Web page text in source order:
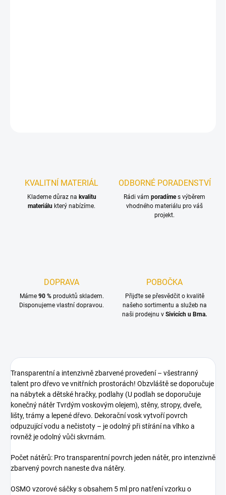
KVALITNÍ MATERIÁL
Klademe důraz na kvalitu
materiálu který nabízíme.
ODBORNÉ PORADENSTVÍ
Rádi vám poradímes výběrem
vhodného materiálu pro váš
projekt.
DOPRAVA
Máme 90 %produktů skladem.
Disponujeme vlastní dopravou.
POBOČKA
Přijďte se přesvědčit o kvalitě
našeho sortimentu a služeb na
naši prodejnu v Sivicích u Brna.
Transparentní a intenzivně zbarvené provedení – všestranný
talent pro dřevo ve vnitřních prostorách! Obzvláště se doporučuje
na nábytek a dětské hračky, podlahy (U podlah se doporučuje
konečný nátěr Tvrdým voskovým olejem), stěny, stropy, dveře,
lišty, trámy a lepené dřevo. Dekorační vosk vytvoří povrch
odpuzující vodu a nečistoty – je odolný při stírání na vlhko a
rovněž je odolný vůči skvrnám.
Počet nátěrů: Pro transparentní povrch jeden nátěr, pro intenzivně
zbarvený povrch naneste dva nátěry.
OSMO vzorové sáčky s obsahem 5 ml pro natření vzorku o